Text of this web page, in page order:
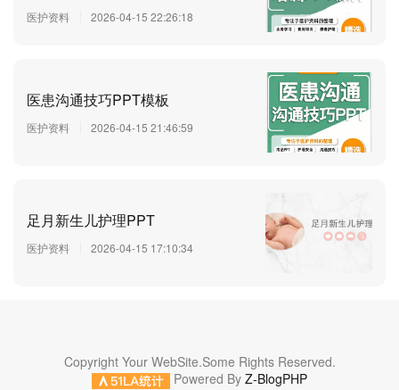
医护资料 2026-04-15 22:26:18
医患沟通技巧PPT模板
医护资料 2026-04-15 21:46:59
足月新生儿护理PPT
医护资料 2026-04-15 17:10:34
Copyright Your WebSite.Some Rights Reserved.
Powered By Z-BlogPHP